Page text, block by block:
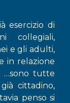
esercizio di
collegiali,
e gli adulti,
in relazione
…sono tutte
cittadino,
penso si